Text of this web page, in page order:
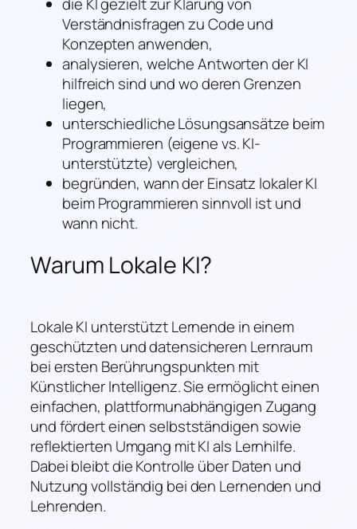
die KI gezielt zur Klärung von
Verständnisfragen zu Code und
Konzepten anwenden,
analysieren, welche Antworten der KI
hilfreich sind und wo deren Grenzen
liegen,
unterschiedliche Lösungsansätze beim
Programmieren (eigene vs. KI-
unterstützte) vergleichen,
begründen, wann der Einsatz lokaler KI
beim Programmieren sinnvoll ist und
wann nicht.
Warum Lokale KI?
Lokale KI unterstützt Lernende in einem
geschützten und datensicheren Lernraum
bei ersten Berührungspunkten mit
Künstlicher Intelligenz. Sie ermöglicht einen
einfachen, plattformunabhängigen Zugang
und fördert einen selbstständigen sowie
reflektierten Umgang mit KI als Lernhilfe.
Dabei bleibt die Kontrolle über Daten und
Nutzung vollständig bei den Lernenden und
Lehrenden.